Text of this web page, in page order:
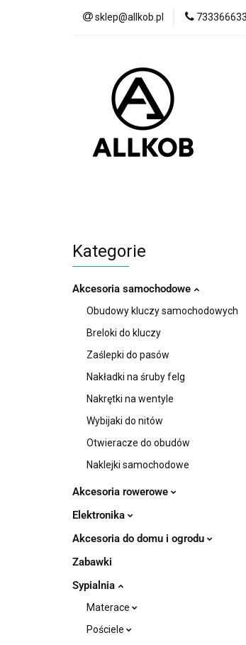
sklep@allkob.pl 733366633
Kategorie
Akcesoria samochodowe
Obudowy kluczy samochodowych
Breloki do kluczy
Zaślepki do pasów
Nakładki na śruby felg
Nakrętki na wentyle
Wybijaki do nitów
Otwieracze do obudów
Naklejki samochodowe
Akcesoria rowerowe
Elektronika
Akcesoria do domu i ogrodu
Zabawki
Sypialnia
Materace
Pościele